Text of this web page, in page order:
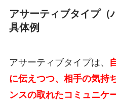
アサーティブタイプ（
具体例
アサーティブタイプは、
に伝えつつ、相手の気持
ンスの取れたコミュニケ